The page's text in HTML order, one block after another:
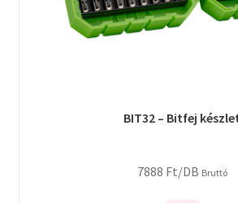
BIT32 – Bitfej
7888 Ft/DB Bruttó